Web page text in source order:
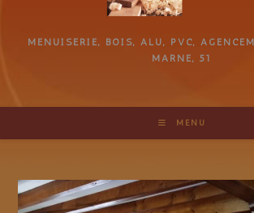
MENUISERIE, BOIS, ALU, PVC,
MARNE, 51
MENU